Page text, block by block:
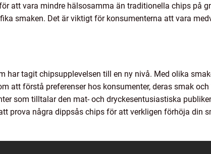
att vara mindre hälsosamma än traditionella chips på
smaken. Det är viktigt för konsumenterna att vara
har tagit chipsupplevelsen till en ny nivå. Med olika
att förstå preferenser hos konsumenter, deras smak
som tilltalar den mat- och dryckesentusiastiska
prova några dippsås chips för att verkligen förhöja din